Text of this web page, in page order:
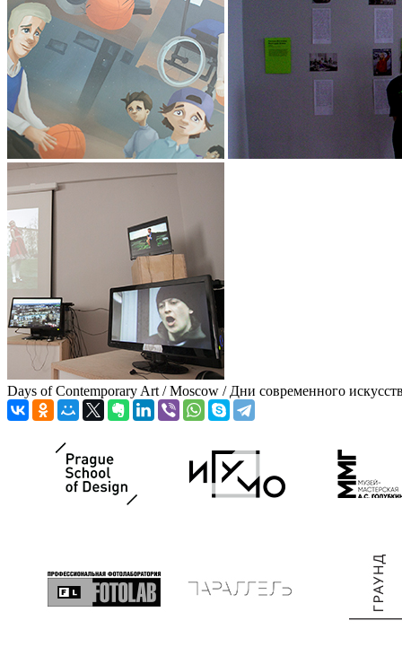
Days of Contemporary Art / Moscow / Дни современного